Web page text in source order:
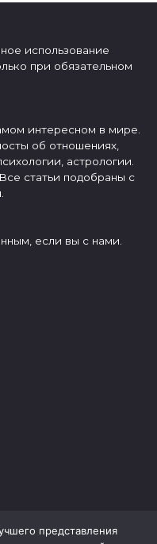
использование
при обязательном
интересном в мире.
об отношениях,
астрологии.
статьи подобраны с
если вы с нами.
представления